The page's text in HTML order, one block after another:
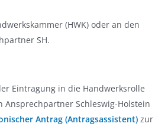
(HWK) oder an den
SH.
Eintragung in die Handwerksrolle
Ansprechpartner Schleswig-Holstein
Antrag (Antragsassistent) zur